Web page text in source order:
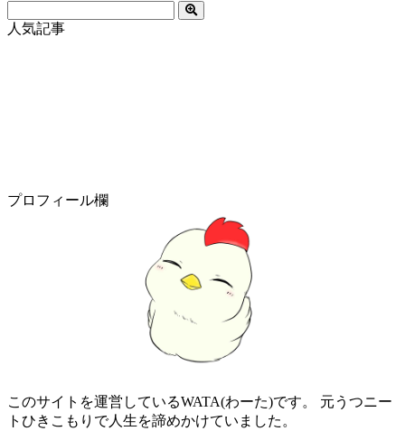
人気記事
プロフィール欄
このサイトを運営しているWATA(わーた)です。 元うつニー
トひきこもりで人生を諦めかけていました。